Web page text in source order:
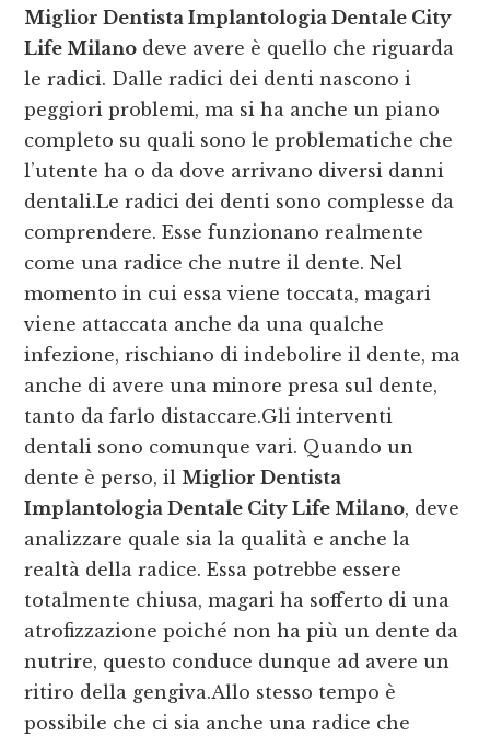
Miglior Dentista Implantologia Dentale City
Life Milano deve avere è quello che riguarda
le radici. Dalle radici dei denti nascono i
peggiori problemi, ma si ha anche un piano
completo su quali sono le problematiche che
l’utente ha o da dove arrivano diversi danni
dentali.Le radici dei denti sono complesse da
comprendere. Esse funzionano realmente
come una radice che nutre il dente. Nel
momento in cui essa viene toccata, magari
viene attaccata anche da una qualche
infezione, rischiano di indebolire il dente, ma
anche di avere una minore presa sul dente,
tanto da farlo distaccare.Gli interventi
dentali sono comunque vari. Quando un
dente è perso, il Miglior Dentista
Implantologia Dentale City Life Milano, deve
analizzare quale sia la qualità e anche la
realtà della radice. Essa potrebbe essere
totalmente chiusa, magari ha sofferto di una
atrofizzazione poiché non ha più un dente da
nutrire, questo conduce dunque ad avere un
ritiro della gengiva.Allo stesso tempo è
possibile che ci sia anche una radice che